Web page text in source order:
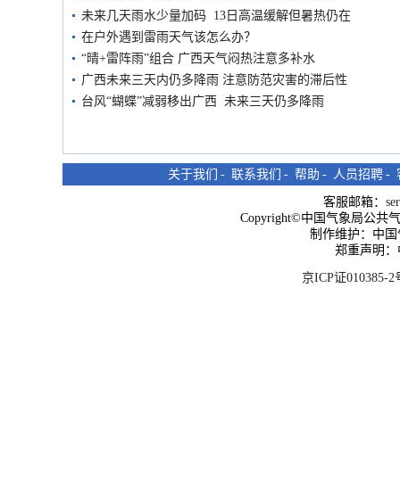
未来几天雨水少量加码 13日高温缓解但暑热仍在
在户外遇到雷雨天气该怎么办？
“晴+雷阵雨”组合 广西天气闷热注意多补水
广西未来三天内仍多降雨 注意防范灾害的滞后性
台风“蝴蝶”减弱移出广西 未来三天仍多降雨
关于我们 - 联系我们 - 帮助 - 人员招聘 -
客服邮箱：
Copyright©中国气象局公共
制作维护：中
郑重声明
京ICP证010385-2